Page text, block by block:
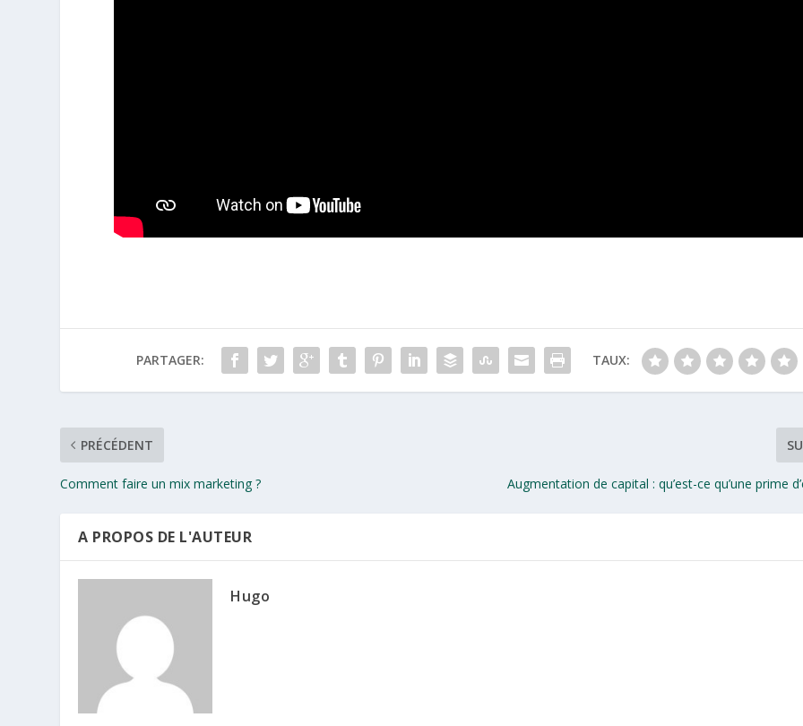
PARTAGER: TAUX:
PRÉCÉDENT
Comment faire un mix marketing ? Augmentation de capital : qu’est-ce qu’une prime
A PROPOS DE L'AUTEUR
Hugo